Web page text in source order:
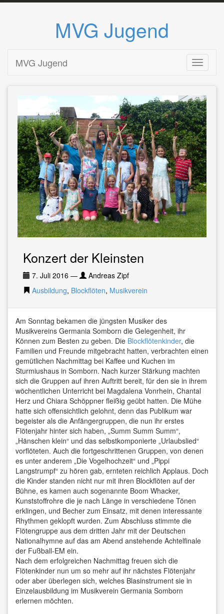
MVG Jugend
Inhalt
Toggle
MVG Jugend
Konzert der Kleinsten
7. Juli 2016 —
Andreas Zipf
Ausbildung, Blockflöten, Musikverein
Am Sonntag bekamen die jüngsten Musiker des
Musikvereins Germania Somborn die Gelegenheit, ihr
Können zum Besten zu geben. Die Blockflötenkinder, die
Familien und Freunde mitgebracht hatten, verbrachten einen
gemütlichen Nachmittag bei Kaffee und Kuchen im
Sturmiushaus in Somborn. Nach kurzer Stärkung machten
sich die Gruppen auf ihren Auftritt bereit, für den sie in ihrem
wöchentlichen Unterricht bei Magdalena Vonrhein, Chantal
Herz und Chiara Schöppner fleißig geübt hatten. Die Mühe
hatte sich offensichtlich gelohnt, denn das Publikum war
begeister als die Anfängergruppen, die nun ihr erstes
Flötenjahr hinter sich haben, „Summ Summ Summ“,
„Hänschen klein“ und das selbstkomponierte „Urlaubslied“
vorflöteten. Auch die fortgeschrittenen Gruppen, von denen
es unter anderem „Die Vogelhochzeit“ und „Pippi
Langstrumpf“ zu hören gab, ernteten reichlich Applaus. Doch
die Kinder standen nicht nur mit ihren Blockflöten auf der
Bühne, es kamen auch sogenannte Boom Whacker,
Kunststoffrohre die je nach Länge in verschiedene Tönen
erklingen, und Becher zum Einsatz, mit denen interessante
Rhythmen geklopft wurden. Zum Abschluss stimmte die
Flötengruppe aus dem dritten Jahr mit der Deutschen
Nationalhymne auf das am Abend anstehende Achtelfinale
der Fußball-EM ein.
Nach dem erfolgreichen Nachmittag freuen sich die
Flötenkinder nun um so mehr auf ihr nächstes Flötenjahr
oder aber überlegen sich, welches Blasinstrument sie in
Einzelausbildung im Musikverein Germania Somborn
erlernen möchten.